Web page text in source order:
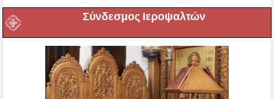
Σύνδεσμος Ιεροψαλτών